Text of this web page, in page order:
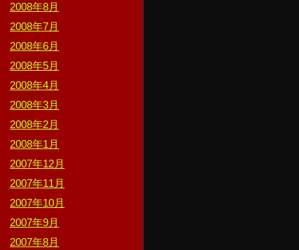
2008年8月
2008年7月
2008年6月
2008年5月
2008年4月
2008年3月
2008年2月
2008年1月
2007年12月
2007年11月
2007年10月
2007年9月
2007年8月